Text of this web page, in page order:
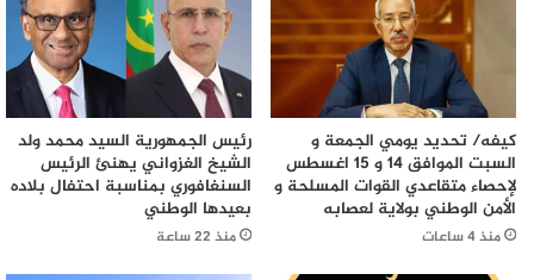
كيفه/ تحديد يومي الجمعة و
السبت الموافق 14 و 15 اغسطس
لإحصاء متقاعدي القوات المسلحة و
الأمن الوطني بولاية لعصابه
منذ 4 ساعات
رئيس الجمهورية السيد محمد ولد
الشيخ الغزواني يهنئ الرئيس
السنغافوري بمناسبة احتفال بلاده
بعيدها الوطني
منذ 22 ساعة